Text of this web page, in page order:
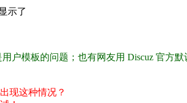
示了
户模板的问题；也有网友用 Discuz 官方
现这种情况？